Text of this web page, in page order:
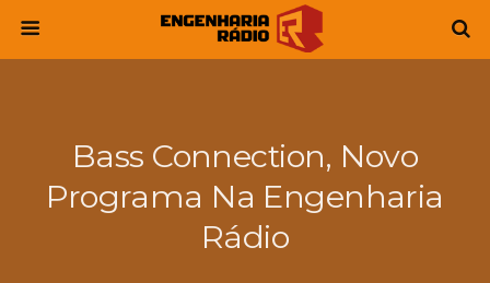
Bass Connection, Novo
Programa Na Engenharia
Rádio